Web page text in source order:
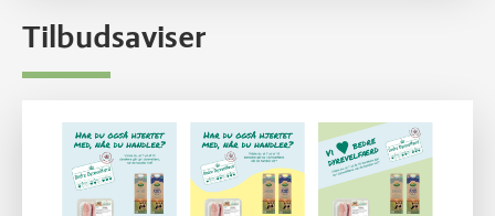
Tilbudsaviser